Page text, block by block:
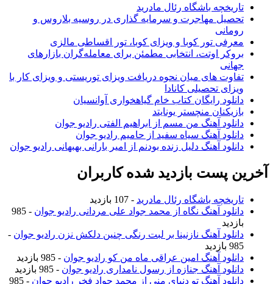
تاریخچه باشگاه رئال مادرید
تحصیل مهاجرت و سرمایه گذاری در روسیه بلاروس و
رومانی
معرفی تور کوبا و ویزای کوبا، تور اقساطی مالزی
بروکر اوتت، انتخابی مطمئن برای معامله‌گران بازارهای
جهانی
تفاوت های میان نحوه دریافت ویزای توریستی و ویزای کار با
ویزای تحصیلی کانادا
دانلود رایگان کتاب خام گیاهخواری آوانسیان
بازیکنان منچستر یونایتد
دانلود آهنگ من مسم از ابراهیم الفتی رادیو جوان
دانلود آهنگ سیاه سفید از حامیم رادیو جوان
دانلود آهنگ دلیل زنده بودنم از امیر بارانی بهبهانی رادیو جوان
آخرین پست بازدید شده کاربران
تاریخچه باشگاه رئال مادرید - 107 بازدید
دانلود آهنگ نگاه از محمد جواد علی مردانی رادیو جوان
- 985
بازدید
دانلود آهنگ نازنینا بر لبت رنگی چنین دلکش نزن رادیو جوان -
985 بازدید
دانلود آهنگ امین عراقی ماه من کو رادیو جوان - 985 بازدید
دانلود آهنگ جنازه از رسول نامداری رادیو جوان - 985 بازدید
دانلود آهنگ تو دنیای منی از محمد جواد فخر رادیو جوان
- 985